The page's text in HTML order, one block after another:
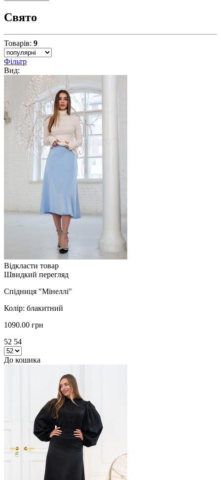
Свято
Товарів: 9
Фільтр
Вид:
Відкласти товар
Швидкий перегляд
Спідниця "Мінеллі"
Колір: блакитний
1090.00 грн
52 54
До кошика